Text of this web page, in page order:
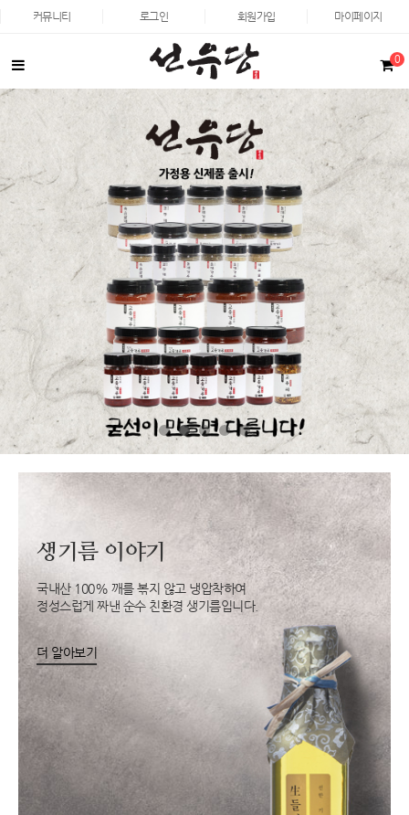
커뮤니티 로그인 회원가입 마이페이지
0
생기름 이야기
국내산 100% 깨를 볶지 않고 냉압착하여
정성스럽게 짜낸 순수 친환경 생기름입니다.
더 알아보기